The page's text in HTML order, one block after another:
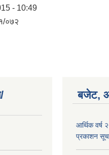
- 10:49
०७२
प्रतिवेदन आ.ब. ०७१/०७२
बजेट,
आर्थिक वर्ष
प्रकाशन